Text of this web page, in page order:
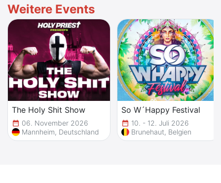
Weitere Events
The Holy Shit Show
date_range 06. November 2026
Mannheim, Deutschland
So W´Happy Festival
date_range 10. - 12. Juli 2026
Brunehaut, Belgien